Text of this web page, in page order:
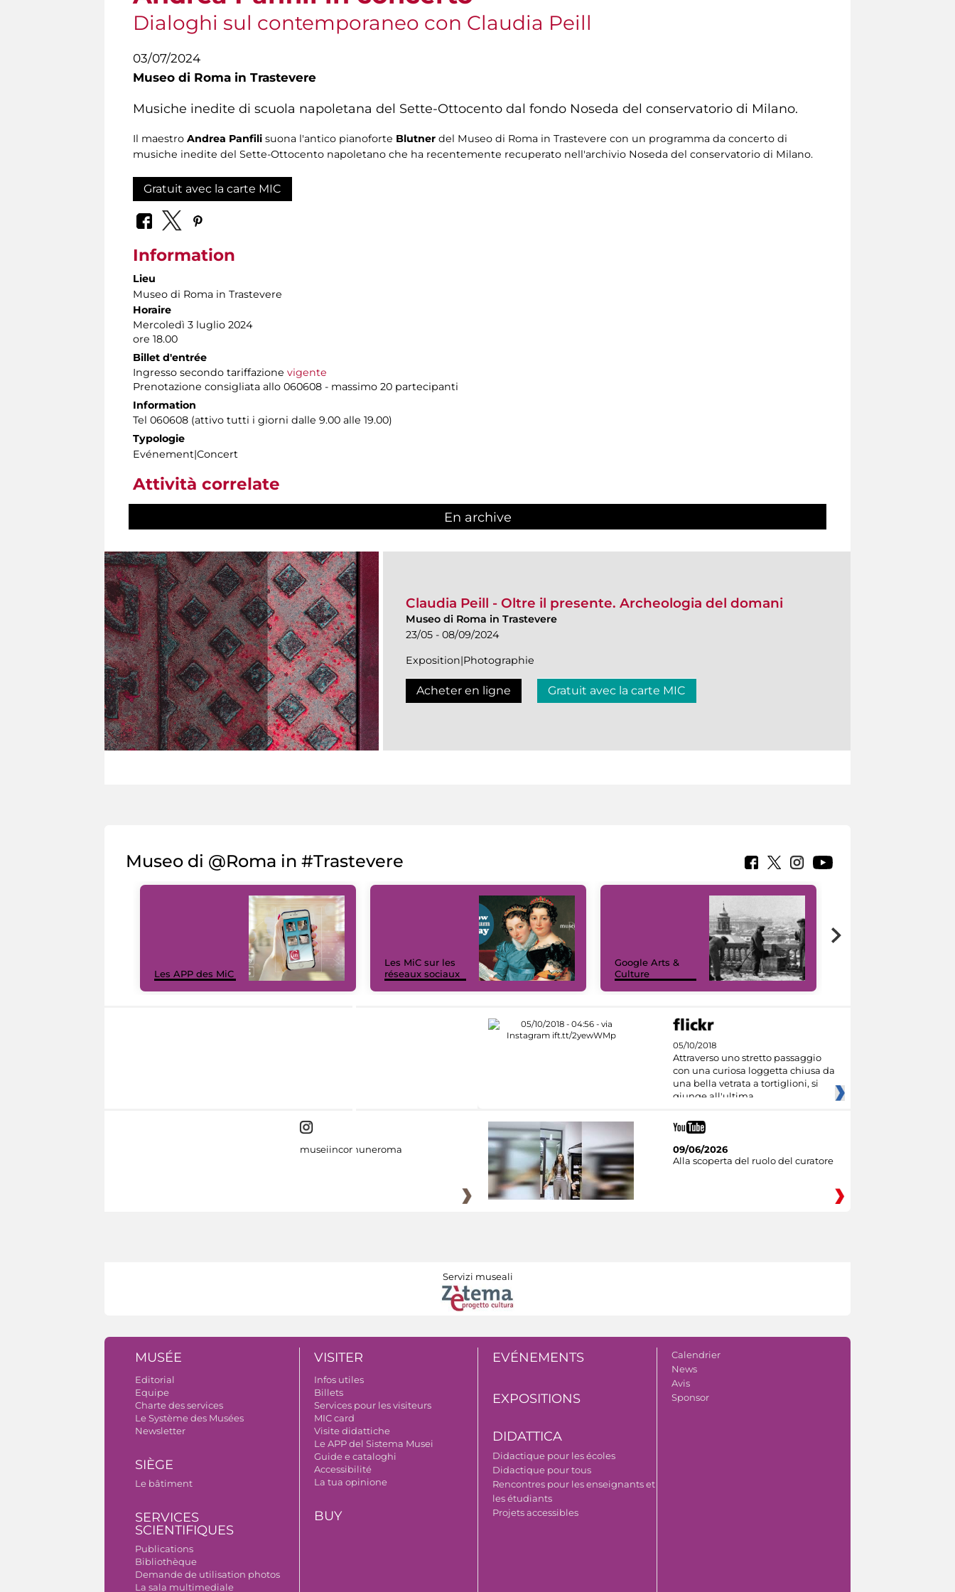
Dialoghi sul contemporaneo con Claudia Peill
03/07/2024
Museo di Roma in Trastevere
Musiche inedite di scuola napoletana del Sette-Ottocento dal fondo Noseda del conservatorio di Milano.
Il maestro Andrea Panfili suona l'antico pianoforte Blutner del Museo di Roma in Trastevere con un programma da concerto di
musiche inedite del Sette-Ottocento napoletano che ha recentemente recuperato nell'archivio Noseda del conservatorio di Milano.
Gratuit avec la carte MIC
Information
Lieu
Museo di Roma in Trastevere
Horaire
Mercoledì 3 luglio 2024
ore 18.00
Billet d'entrée
Ingresso secondo tariffazione vigente
Prenotazione consigliata allo 060608 - massimo 20 partecipanti
Information
Tel 060608 (attivo tutti i giorni dalle 9.00 alle 19.00)
Typologie
Evénement|Concert
Attività correlate
En archive
Claudia Peill - Oltre il presente. Archeologia del domani
Museo di Roma in Trastevere
23/05 - 08/09/2024
Exposition|Photographie
Acheter en ligne Gratuit avec la carte MIC
Museo di @Roma in #Trastevere
Les APP des MiC
Les MiC sur les
réseaux sociaux
Google Arts &
Culture
05/10/2018
Attraverso uno stretto passaggio
con una curiosa loggetta chiusa da
una bella vetrata a tortiglioni, si
giunge all'ultima
museiincomuneroma
09/06/2026
Alla scoperta del ruolo del curatore
Servizi museali
MUSÉE
Editorial
Equipe
Charte des services
Le Système des Musées
Newsletter
SIÈGE
Le bâtiment
SERVICES
SCIENTIFIQUES
Publications
Bibliothèque
Demande de utilisation photos
La sala multimediale
VISITER
Infos utiles
Billets
Services pour les visiteurs
MIC card
Visite didattiche
Le APP del Sistema Musei
Guide e cataloghi
Accessibilité
La tua opinione
BUY
EVÉNEMENTS
EXPOSITIONS
DIDATTICA
Didactique pour les écoles
Didactique pour tous
Rencontres pour les enseignants et
les étudiants
Projets accessibles
Calendrier
News
Avis
Sponsor